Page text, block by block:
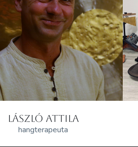
LÁSZLÓ ATTILA
hangterapeuta